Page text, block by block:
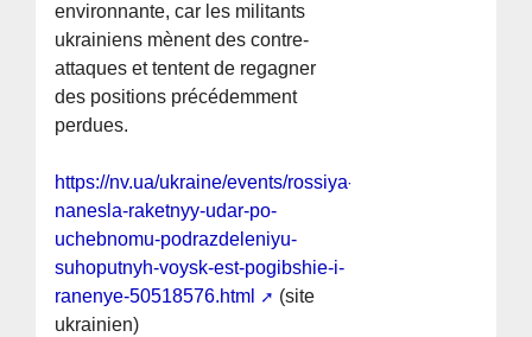
environnante, car les militants
ukrainiens mènent des contre-
attaques et tentent de regagner
des positions précédemment
perdues.
https://nv.ua/ukraine/events/rossiya-
nanesla-raketnyy-udar-po-
uchebnomu-podrazdeleniyu-
suhoputnyh-voysk-est-pogibshie-i-
ranenye-50518576.html
(site
ukrainien)